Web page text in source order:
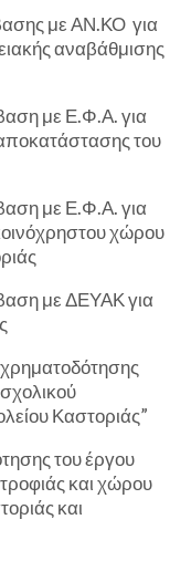
με ΑΝ.ΚΟ για
αναβάθμισης
με Ε.Φ.Α. για
του
με Ε.Φ.Α. για
χώρου
με ΔΕΥΑΚ για
Καστοριάς”
του έργου
και χώρου
και